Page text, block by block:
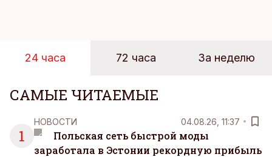
24 часа 72 часа За неделю
САМЫЕ ЧИТАЕМЫЕ
1
НОВОСТИ 04.08.26, 11:37
Польская сеть быстрой моды
заработала в Эстонии рекордную прибыль